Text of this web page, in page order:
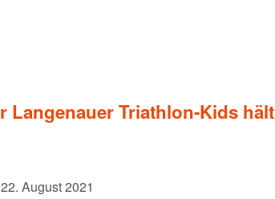
Langenauer Triathlon-Kids hält
August 2021